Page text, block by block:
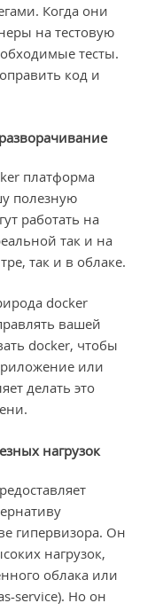
Когда они
на тестовую
тесты.
код и
платформа
полезную
работать на
так и на
так и в облаке.
docker
вашей
docker, чтобы
или
делать это
нагрузок
гипервизора. Он
нагрузок,
облака или
service). Но он